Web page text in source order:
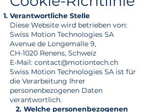
Verantwortliche Stelle
Diese Website wird betrieben von:
Swiss Motion Technologies SA
Avenue de Longemalle 9,
CH-1020 Renens, Schweiz
E-Mail: contact@motiontech.ch
Swiss Motion Technologies SA ist für
die Verarbeitung Ihrer
personenbezogenen Daten
verantwortlich.
2. Welche personenbezogenen